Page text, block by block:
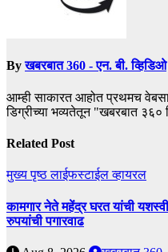
Byखबरबात 360 - एन. बी. व्हिडिओ
आम्ही साकारत आहोत प्रथमच
डिग्रीच्या भव्यतेतून "खबरबात ३६०
Related Post
मुख्य पृष्ठलाईफस्टाईलव्हायरल
कामगार नेते महेंद्र घरत यांची
रुपयांची पगारवाढ